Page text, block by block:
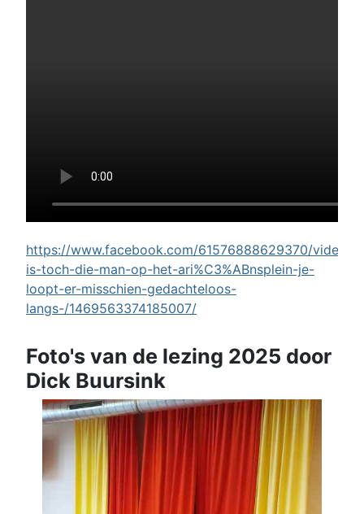
https://www.facebook.com/61576888629370/videos/
is-toch-die-man-op-het-ari%C3%ABnsplein-je-
loopt-er-misschien-gedachteloos-
langs-/1469563374185007/
Foto's van de lezing 2025 door
Dick Buursink